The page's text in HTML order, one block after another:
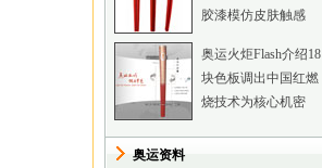
胶漆模仿皮肤触感
奥运火炬Flash介绍18
块色板调出中国红燃
烧技术为核心机密
奥运资料